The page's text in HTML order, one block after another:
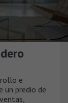
e
un predio de